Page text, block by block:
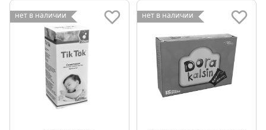
нет в наличии нет в наличии